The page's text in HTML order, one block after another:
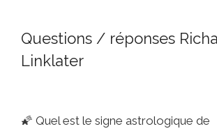
Questions / réponses
Linklater
🌠 Quel est le signe astrologique de